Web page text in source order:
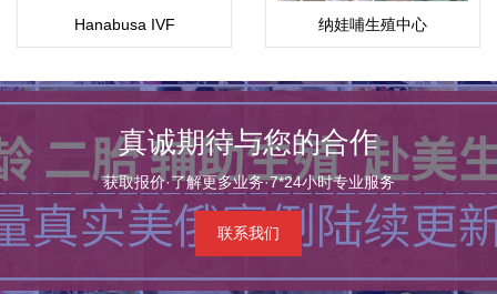
Hanabusa IVF
纳娃哺生殖中心
（Nawabutr）
真诚期待与您的合作
获取报价·了解更多业务·7*24小时专业服务
联系我们